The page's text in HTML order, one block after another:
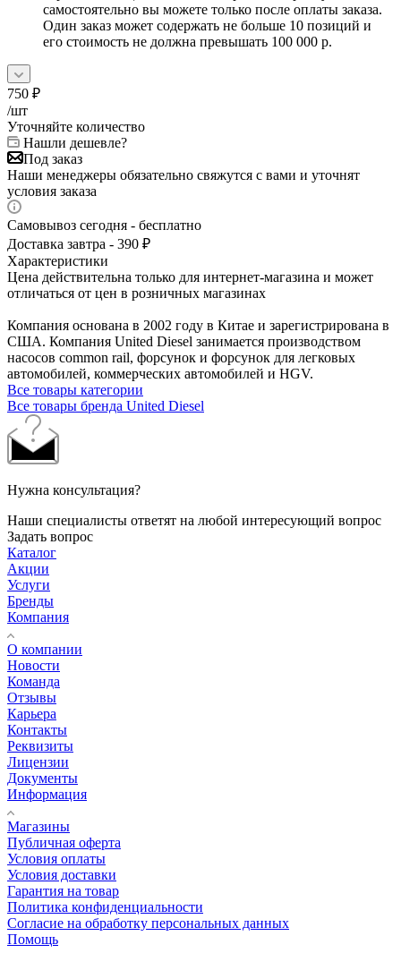
самостоятельно вы можете только после оплаты заказа.
Один заказ может содержать не больше 10 позиций и
его стоимость не должна превышать 100 000 р.
750 ₽
/шт
Уточняйте количество
Нашли дешевле?
Под заказ
Наши менеджеры обязательно свяжутся с вами и уточнят
условия заказа
Самовывоз сегодня - бесплатно
Доставка завтра - 390 ₽
Характеристики
Цена действительна только для интернет-магазина и может
отличаться от цен в розничных магазинах
Компания основана в 2002 году в Китае и зарегистрирована в
США. Компания United Diesel занимается производством
насосов common rail, форсунок и форсунок для легковых
автомобилей, коммерческих автомобилей и HGV.
Все товары категории
Все товары бренда United Diesel
Нужна консультация?
Наши специалисты ответят на любой интересующий вопрос
Задать вопрос
Каталог
Акции
Услуги
Бренды
Компания
О компании
Новости
Команда
Отзывы
Карьера
Контакты
Реквизиты
Лицензии
Документы
Информация
Магазины
Публичная оферта
Условия оплаты
Условия доставки
Гарантия на товар
Политика конфиденциальности
Согласие на обработку персональных данных
Помощь